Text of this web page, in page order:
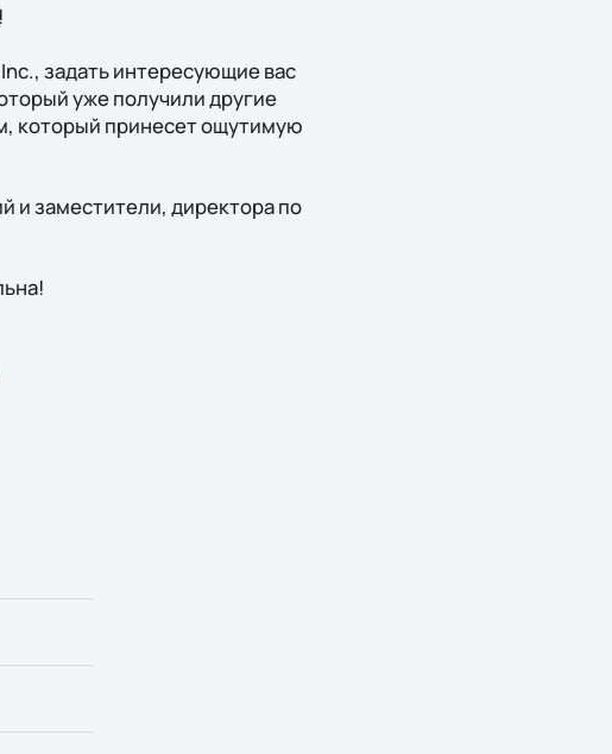
задать интересующие вас
уже получили другие
который принесет ощутимую
и заместители, директора по